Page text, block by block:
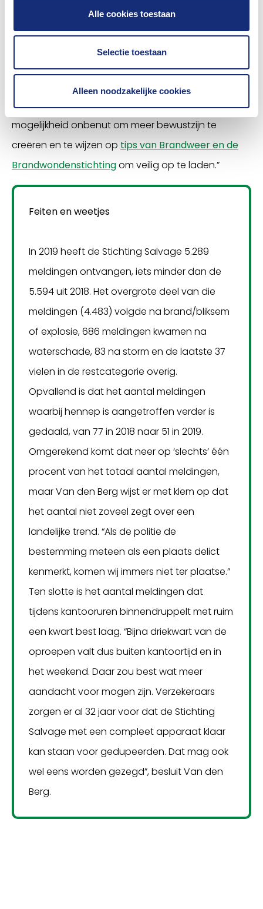
Alle cookies toestaan
Selectie toestaan
Alleen noodzakelijke cookies
hun kussen. Enorm brandgevaarlijk. Het is constant
in het nieuws en op social media, maar nog lang
niet iedereen slaat erop aan. Daarom laten wij geen
mogelijkheid onbenut om meer bewustzijn te
creëren en te wijzen op tips van Brandweer en de
Brandwondenstichtingom veilig op te laden.”
Feiten en weetjes
In 2019 heeft de Stichting Salvage 5.289
meldingen ontvangen, iets minder dan de
5.594 uit 2018. Het overgrote deel van die
meldingen (4.483) volgde na brand/bliksem
of explosie, 686 meldingen kwamen na
waterschade, 83 na storm en de laatste 37
vielen in de restcategorie overig.
Opvallend is dat het aantal meldingen
waarbij hennep is aangetroffen verder is
gedaald, van 77 in 2018 naar 51 in 2019.
Omgerekend komt dat neer op ‘slechts’ één
procent van het totaal aantal meldingen,
maar Van den Berg wijst er met klem op dat
het aantal niet zoveel zegt over een
landelijke trend. “Als de politie de
bestemming meteen als een plaats delict
kenmerkt, komen wij immers niet ter plaatse.”
Ten slotte is het aantal meldingen dat
tijdens kantooruren binnendruppelt met ruim
een kwart best laag. “Bijna driekwart van de
oproepen valt dus buiten kantoortijd en in
het weekend. Daar zou best wat meer
aandacht voor mogen zijn. Verzekeraars
zorgen er al 32 jaar voor dat de Stichting
Salvage met een compleet apparaat klaar
kan staan voor gedupeerden. Dat mag ook
wel eens worden gezegd”, besluit Van den
Berg.